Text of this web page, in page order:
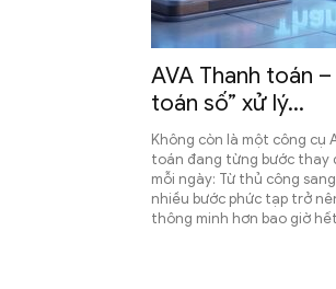
Online
–
AVA Thanh toán
toán số” xử lý...
Không còn là một công cụ
toán đang từng bước thay
mỗi ngày: Từ thủ công
nhiều bước phức tạp trở
thông minh hơn bao giờ